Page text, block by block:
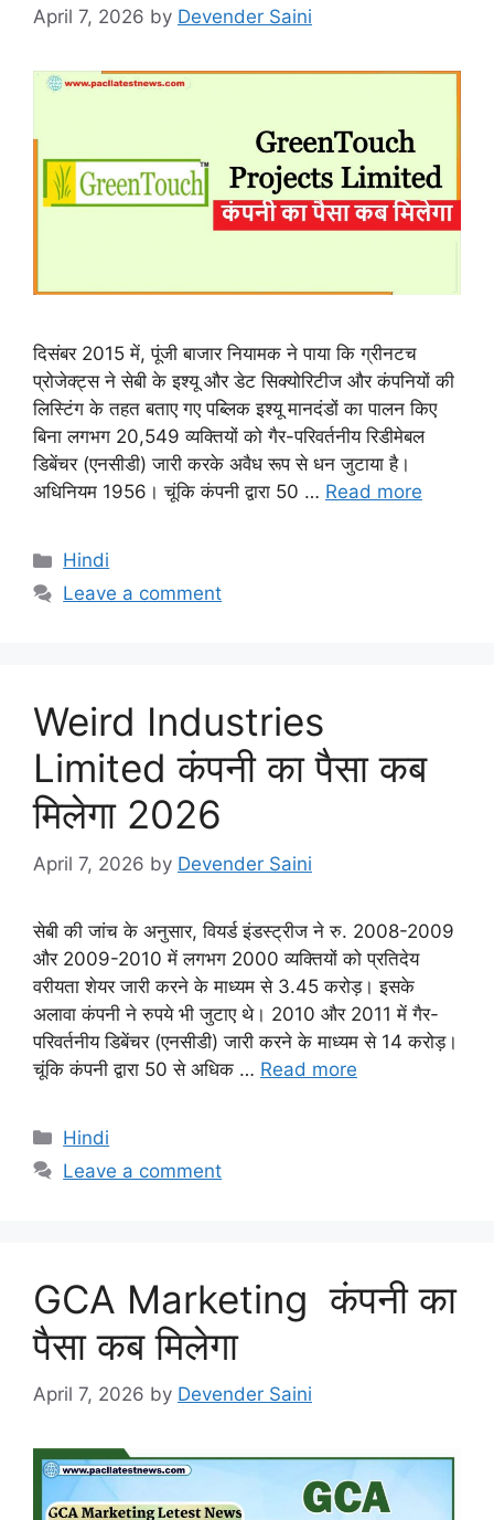
April 7, 2026 by Devender Saini
दिसंबर 2015 में, पूंजी बाजार नियामक ने पाया कि ग्रीनटच
प्रोजेक्ट्स ने सेबी के इश्यू और डेट सिक्योरिटीज और कंपनियों की
लिस्टिंग के तहत बताए गए पब्लिक इश्यू मानदंडों का पालन किए
बिना लगभग 20,549 व्यक्तियों को गैर-परिवर्तनीय रिडीमेबल
डिबेंचर (एनसीडी) जारी करके अवैध रूप से धन जुटाया है।
अधिनियम 1956। चूंकि कंपनी द्वारा 50 … Read more
Categories
Hindi
Leave a comment
Weird Industries
Limited कंपनी का पैसा कब
मिलेगा 2026
April 7, 2026 by Devender Saini
सेबी की जांच के अनुसार, वियर्ड इंडस्ट्रीज ने रु. 2008-2009
और 2009-2010 में लगभग 2000 व्यक्तियों को प्रतिदेय
वरीयता शेयर जारी करने के माध्यम से 3.45 करोड़। इसके
अलावा कंपनी ने रुपये भी जुटाए थे। 2010 और 2011 में गैर-
परिवर्तनीय डिबेंचर (एनसीडी) जारी करने के माध्यम से 14 करोड़।
चूंकि कंपनी द्वारा 50 से अधिक … Read more
Categories
Hindi
Leave a comment
GCA Marketing कंपनी का
पैसा कब मिलेगा
April 7, 2026 by Devender Saini